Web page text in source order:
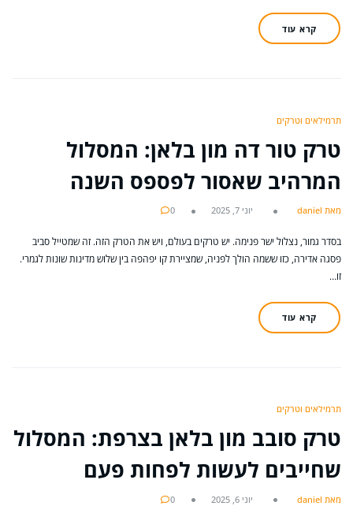
קרא עוד
תרמילאים וטרקים
טרק טור דה מון בלאן: המסלול
המרהיב שאסור לפספס השנה
מאת daniel יוני 7, 2025 0
בסדר גמור, נצלול ישר פנימה. יש טרקים בעולם, ויש את הטרק הזה. זה שמטייל סביב
פסגה אדירה, כזו ששמה הולך לפניה, שמציירת קו יפהפה בין שלוש מדינות שונות לגמרי.
זו…
קרא עוד
תרמילאים וטרקים
טרק סובב מון בלאן בצרפת: המסלול
שחייבים לעשות לפחות פעם
מאת daniel יוני 6, 2025 0